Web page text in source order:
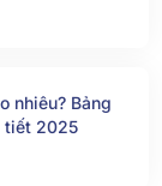
nhiêu? Bảng
tiết 2025